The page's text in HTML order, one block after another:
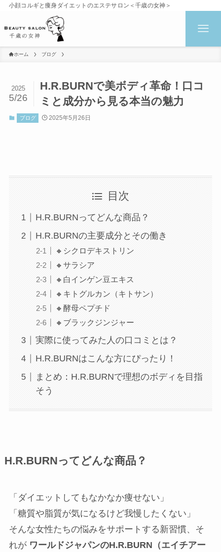
小顔コルギと痩身ダイエットのエステサロン＜千歳の女神＞
ホーム ブログ
H.R.BURNで美ボディ革命！口コ
ミと成分から見る本当の魅力
2025
5/26
ブログ 2025年5月26日
目次
H.R.BURNってどんな商品？
H.R.BURNの主要成分とその働き
🔸シクロデキストリン
🔸サラシア
🔸白インゲン豆エキス
🔸キトグルカン（キトサン）
🔸酵母ペプチド
🔸ブラックジンジャー
実際に使ってみた人の口コミとは？
H.R.BURNはこんな方にぴったり！
まとめ：H.R.BURNで理想のボディを目指
そう
H.R.BURNってどんな商品？
「ダイエットしてもなかなか痩せない」
「糖質や脂質が気になるけど我慢したくない」
そんな女性たちの悩みをサポートする新習慣、そ
れが ワールドジャパンのH.R.BURN（エイチアー
店舗一覧
久屋大通店
刈谷店